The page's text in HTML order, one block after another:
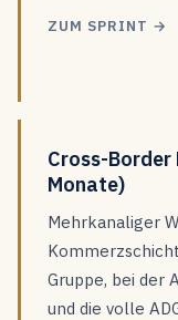
ZUM SPRINT →
Cross-Border
Monate)
Mehrkanaliger
Gruppe, bei der
und die volle